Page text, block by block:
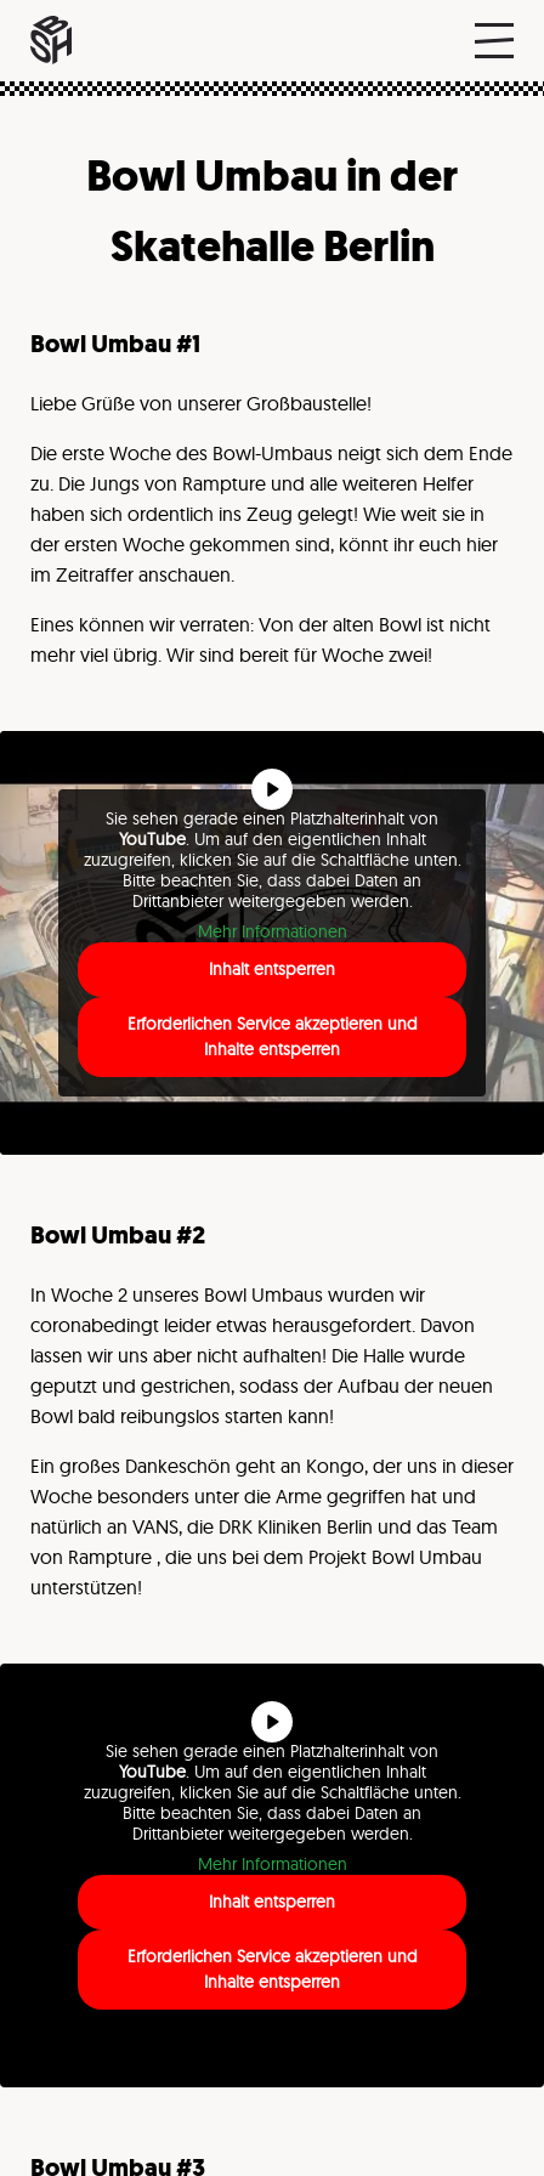
Bowl Umbau in der
Skatehalle Berlin
Bowl Umbau #1
Liebe Grüße von unserer Großbaustelle!
Die erste Woche des Bowl-Umbaus neigt sich dem Ende
zu. Die Jungs von Rampture und alle weiteren Helfer
haben sich ordentlich ins Zeug gelegt! Wie weit sie in
der ersten Woche gekommen sind, könnt ihr euch hier
im Zeitraffer anschauen.
Eines können wir verraten: Von der alten Bowl ist nicht
mehr viel übrig. Wir sind bereit für Woche zwei!
Sie sehen gerade einen Platzhalterinhalt von
YouTube. Um auf den eigentlichen Inhalt
zuzugreifen, klicken Sie auf die Schaltfläche unten.
Bitte beachten Sie, dass dabei Daten an
Drittanbieter weitergegeben werden.
Mehr Informationen
Inhalt entsperren
Erforderlichen Service akzeptieren und
Inhalte entsperren
Bowl Umbau #2
In Woche 2 unseres Bowl Umbaus wurden wir
coronabedingt leider etwas herausgefordert. Davon
lassen wir uns aber nicht aufhalten! Die Halle wurde
geputzt und gestrichen, sodass der Aufbau der neuen
Bowl bald reibungslos starten kann!
Ein großes Dankeschön geht an Kongo, der uns in dieser
Woche besonders unter die Arme gegriffen hat und
natürlich an VANS, die DRK Kliniken Berlin und das Team
von Rampture , die uns bei dem Projekt Bowl Umbau
unterstützen!
Sie sehen gerade einen Platzhalterinhalt von
YouTube. Um auf den eigentlichen Inhalt
zuzugreifen, klicken Sie auf die Schaltfläche unten.
Bitte beachten Sie, dass dabei Daten an
Drittanbieter weitergegeben werden.
Mehr Informationen
Inhalt entsperren
Erforderlichen Service akzeptieren und
Inhalte entsperren
Bowl Umbau #3